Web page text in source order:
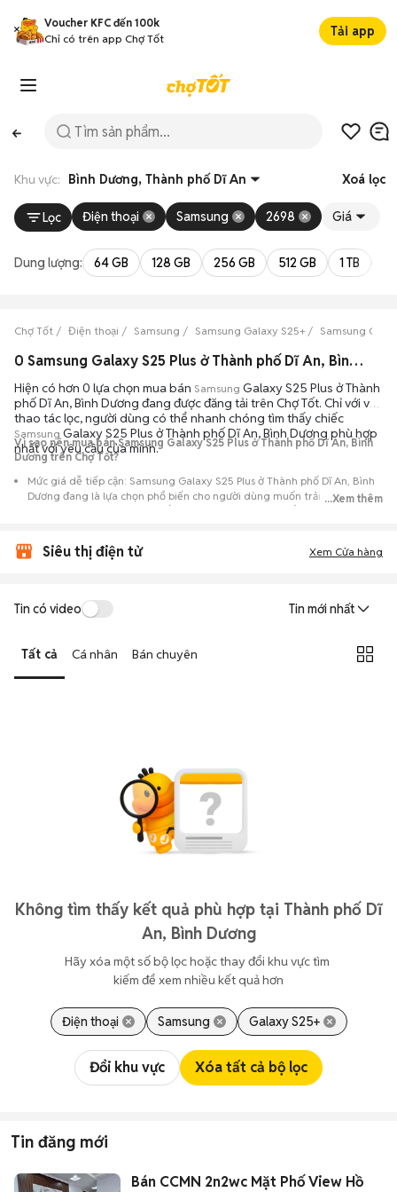
Voucher KFC đến 100k
Chỉ có trên app Chợ Tốt
Tải app
Khu vực: Bình Dương, Thành phố Dĩ An Xoá lọc
Lọc Điện thoại Samsung 2698 Giá
Dung lượng: 64 GB 128 GB 256 GB 512 GB 1 TB
Chợ Tốt Điện thoại Samsung Samsung Galaxy S25+ Samsung
0 Samsung Galaxy S25 Plus ở Thành phố Dĩ An, Bình Dương máy bền đẹp đang bán 08/2026
Hiện có hơn 0 lựa chọn mua bán Samsung Galaxy S25 Plus ở Thành
phố Dĩ An, Bình Dương đang được đăng tải trên Chợ Tốt. Chỉ với vài
thao tác lọc, người dùng có thể nhanh chóng tìm thấy chiếc
Samsung Galaxy S25 Plus ở Thành phố Dĩ An, Bình Dương phù hợp
nhất với yêu cầu của mình.
Vì sao nên mua bán Samsung Galaxy S25 Plus ở Thành phố Dĩ An, Bình
Dương trên Chợ Tốt?
Mức giá dễ tiếp cận: Samsung Galaxy S25 Plus ở Thành phố Dĩ An, Bình
Dương đang là lựa chọn phổ biến cho người dùng muốn trải nghiệm
dòng máy này với chi phí thấp hơn so với khi mới ra mắt.
Thành phố Dĩ An, Bình Dương từ nhiều cá nhân muốn lên đời máy, mang
đến đa dạng sự lựa chọn về tình trạng bảo hành, hình thức máy và màu
Giao dịch minh bạch: Việc gặp gỡ trực tiếp giúp người mua
...Xem thêm
Siêu thị điện tử Xem Cửa hàng
Tin có video Tin mới nhất
Tất cả Cá nhân Bán chuyên
Không tìm thấy kết quả phù hợp tại Thành phố Dĩ
An, Bình Dương
Hãy xóa một số bộ lọc hoặc thay đổi khu vực tìm
kiếm để xem nhiều kết quả hơn
Điện thoại Samsung Galaxy S25+
Đổi khu vực Xóa tất cả bộ lọc
Tin đăng mới
Bán CCMN 2n2wc Mặt Phố View Hồ